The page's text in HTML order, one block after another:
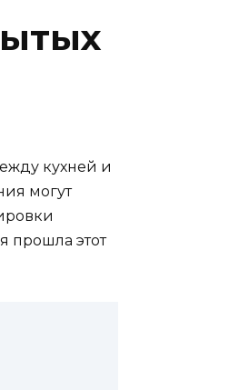
кухней и
могут
прошла этот